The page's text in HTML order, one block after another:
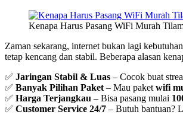
Kenapa Harus Pasang WiFi Murah
Zaman sekarang, internet bukan lagi
tetap kencang dan stabil. Beberapa alasan
✅ Jaringan Stabil & Luas – Cocok buat
✅ Banyak Pilihan Paket – Mau paket wifi
✅ Harga Terjangkau – Bisa pasang mulai
✅ Customer Service 24/7 – Butuh bantuan?